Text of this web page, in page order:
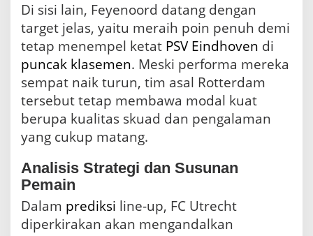
Di sisi lain, Feyenoord datang dengan
target jelas, yaitu meraih poin penuh demi
tetap menempel ketat PSV Eindhoven
puncak klasemen. Meski performa mereka
sempat naik turun, tim asal Rotterdam
tersebut tetap membawa modal kuat
berupa kualitas skuad dan pengalaman
yang cukup matang.
Analisis Strategi dan Susunan
Pemain
Dalam prediksi line-up, FC Utrecht
diperkirakan akan mengandalkan